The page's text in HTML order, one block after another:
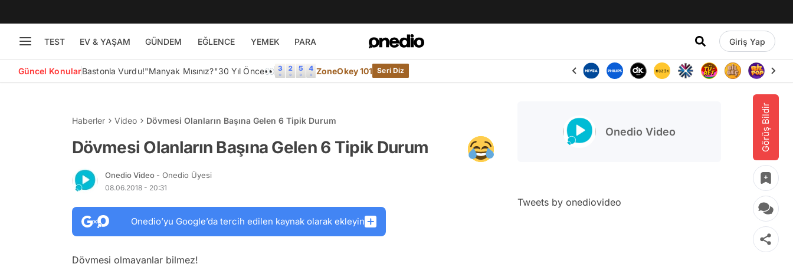
TEST EV & YAŞAM GÜNDEM EĞLENCE YEMEK PARA Giriş Yap
Güncel KonularBastonla Vurdu!"Manyak Mısınız?"30 Yıl Önce👀 ZoneOkey 101 Seri Diz
Görüş Bildir
Haberler Video Dövmesi Olanların Başına Gelen 6 Tipik Durum
Dövmesi Olanların Başına Gelen 6 Tipik Durum
Onedio Video - Onedio Üyesi
08.06.2018 - 20:31
Onedio’yu Google’da tercih edilen kaynak olarak ekleyin
Dövmesi olmayanlar bilmez!
Onedio Video
Tweets by onediovideo